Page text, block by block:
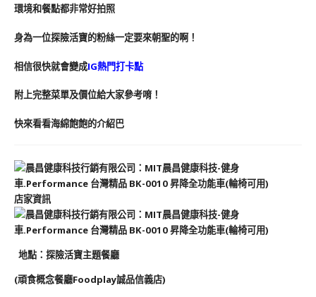
環境和餐點都非常好拍照
身為一位探險活寶的粉絲一定要來朝聖的啊！
相信很快就會變成IG熱門打卡點
附上完整菜單及價位給大家參考唷！
快來看看海綿飽飽的介紹巴
店家資訊
地點：探險活寶主題餐廳
(頑食概念餐廳Foodplay誠品信義店)